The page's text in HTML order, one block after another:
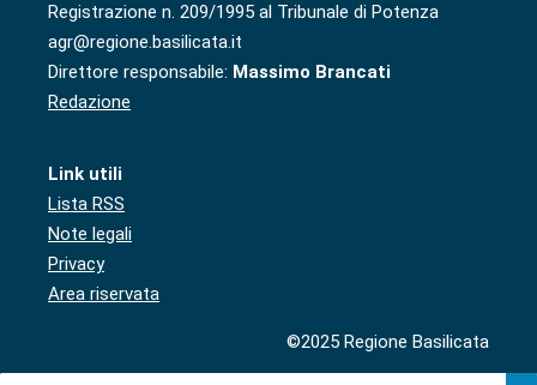
Registrazione n. 209/1995 al Tribunale di Potenza
agr@regione.basilicata.it
Direttore responsabile: Massimo Brancati
Redazione
Link utili
Lista RSS
Note legali
Privacy
Area riservata
©2025 Regione Basilicata